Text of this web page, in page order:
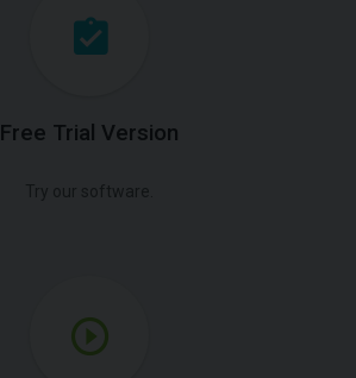
Free Trial Version